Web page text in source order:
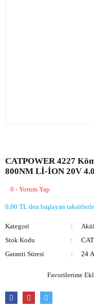
CATPOWER 4227
800NM Lİ-İON 20V
0 - Yorum Yap
0,00 TL den başlayan
Kategori
Stok Kodu
Garanti Süresi
24